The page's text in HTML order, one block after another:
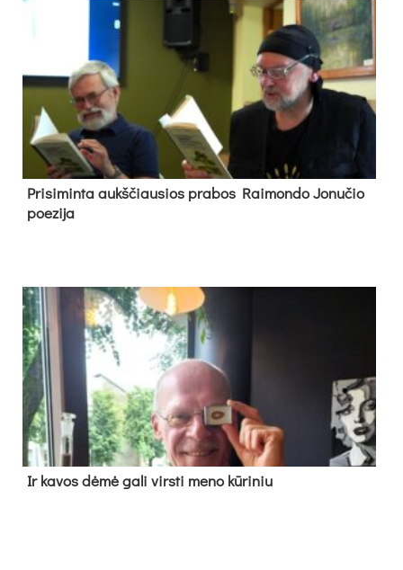
Pri­si­min­ta aukš­čiau­sios pra­bos Rai­mon­do Jo­nu­čio
poe­zi­ja
Ir ka­vos dė­mė ga­li virs­ti me­no kū­ri­niu